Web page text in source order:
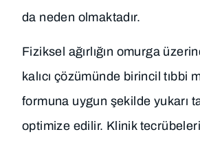
da neden olmaktadır.
Fiziksel ağırlığın omurga
kalıcı çözümünde birincil
formuna uygun şekilde yukarı
optimize edilir. Klinik